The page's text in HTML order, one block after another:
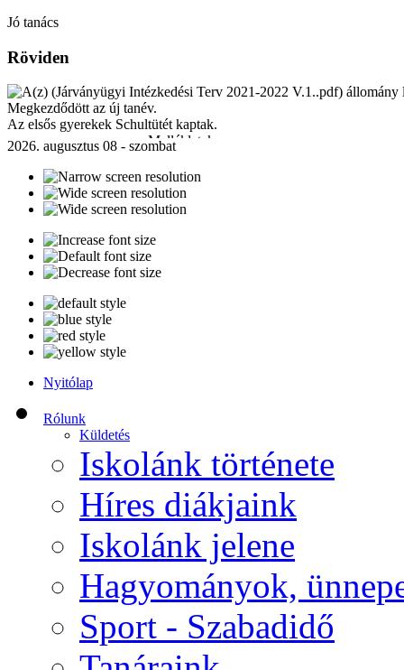
Jó tanács
Röviden
Megkezdődött az új tanév.
Az elsős gyerekek Schultütét kaptak.
Mellékletek:
2026. augusztus 08 - szombat
Nyitólap
Rólunk
Küldetés
Iskolánk története
Híres diákjaink
Iskolánk jelene
Hagyományok,
Sport - Szabadidő